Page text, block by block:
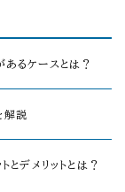
るケースとは？
解説
とデメリットとは？